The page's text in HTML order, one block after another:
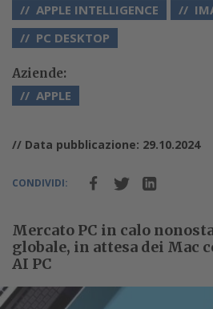
APPLE INTELLIGENCE
PC DESKTOP
Aziende:
APPLE
// Data pubblicazione: 29.10.2024
CONDIVIDI:
Mercato PC in calo
globale, in attesa dei Mac
AI PC